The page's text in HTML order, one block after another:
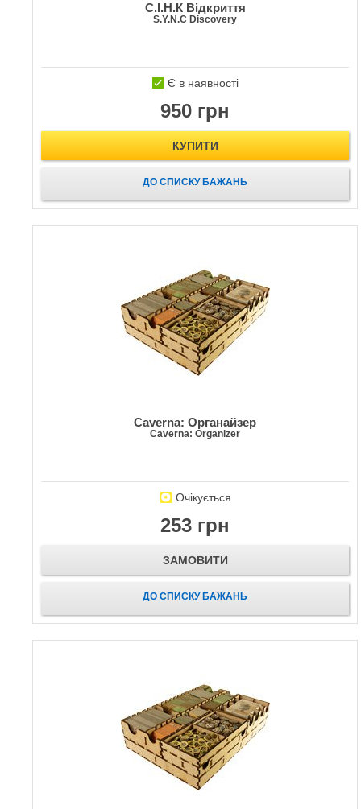
C.І.Н.К Відкриття
S.Y.N.C Discovery
Є в наявності
950 грн
КУПИТИ
ДО СПИСКУ БАЖАНЬ
Caverna: Органайзер
Caverna: Organizer
Очікується
253 грн
ЗАМОВИТИ
ДО СПИСКУ БАЖАНЬ